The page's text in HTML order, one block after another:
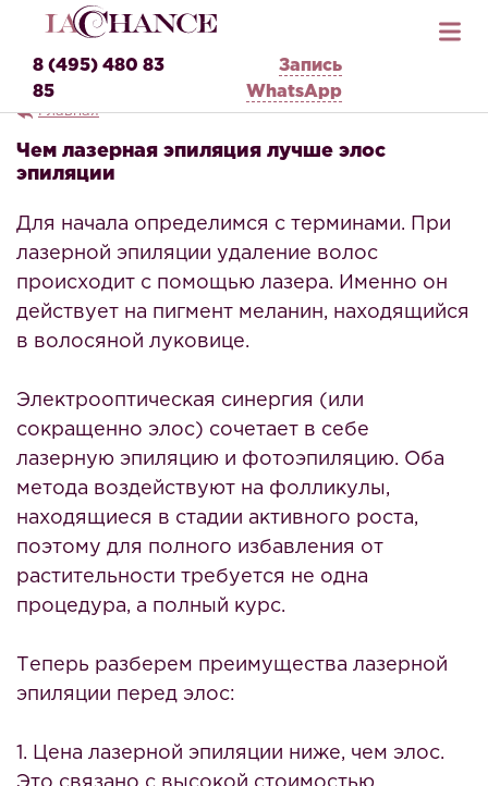
8 (495) 480 83
85
Запись
WhatsApp
Главная
Чем лазерная эпиляция лучше элос
эпиляции
Для начала определимся с терминами. При
лазерной эпиляции удаление волос
происходит с помощью лазера. Именно он
действует на пигмент меланин, находящийся
в волосяной луковице.
Электрооптическая синергия (или
сокращенно элос) сочетает в себе
лазерную эпиляцию и фотоэпиляцию. Оба
метода воздействуют на фолликулы,
находящиеся в стадии активного роста,
поэтому для полного избавления от
растительности требуется не одна
процедура, а полный курс.
Теперь разберем преимущества лазерной
эпиляции перед элос:
1. Цена лазерной эпиляции ниже, чем элос.